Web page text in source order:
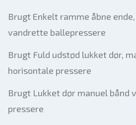
Brugt Enkelt ramme åbne
vandrette ballepressere
Brugt Fuld udstød lukket dør,
horisontale pressere
Brugt Lukket dør manuel bånd
pressere